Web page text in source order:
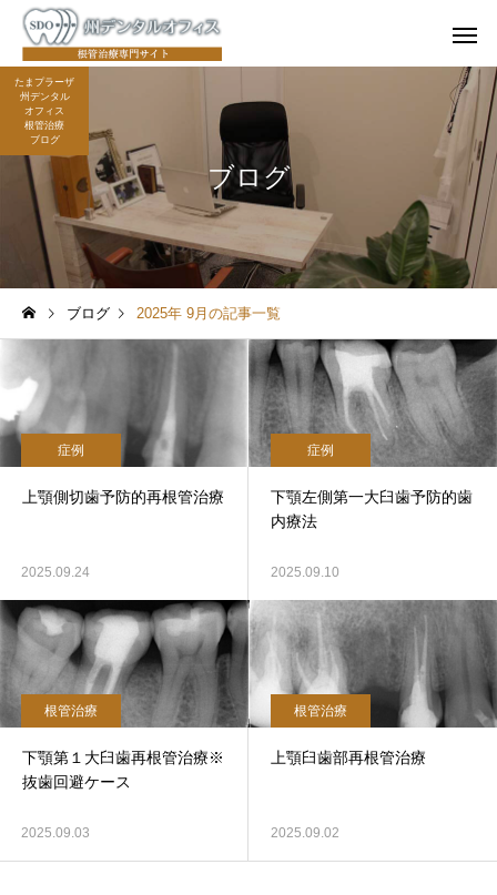
根管治療（感染根管治
療・再根管治療）
外科的歯内療
端切除術・
植）
ブログ
たまプラーザ
州デンタル
オフィス
根管治療
ブログ
ブログ 2025年 9月の記事一覧
症例
上顎側切歯予防的再根管治療
2025.09.24
症例
下顎左側第一大臼歯予防的歯
内療法
2025.09.10
根管治療
下顎第１大臼歯再根管治療※
抜歯回避ケース
2025.09.03
根管治療
上顎臼歯部再根管治療
2025.09.02